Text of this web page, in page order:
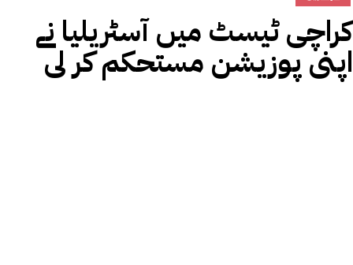
کراچی ٹیسٹ میں آسٹریلیا نے
اپنی پوزیشن مستحکم کر لی